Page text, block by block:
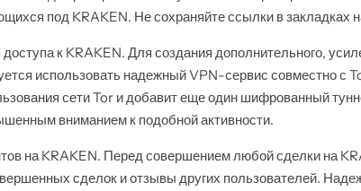
под KRAKEN. Не сохраняйте ссылки в закладках
к KRAKEN. Для создания дополнительного,
использовать надежный VPN-сервис совместно с
сети Tor и добавит еще один шифрованный
вниманием к подобной активности.
на KRAKEN. Перед совершением любой сделки на
сделок и отзывы других пользователей.